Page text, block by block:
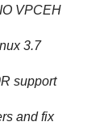
VPCEH
3.7
support
and fix